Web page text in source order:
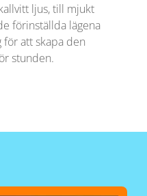
ljus, till mjukt
förinställda lägena
för att skapa den
stunden.